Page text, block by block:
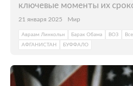
ключевые моменты их
21 января 2025 Мир
Авраам Линкольн Барак Обама ВОЗ
АФГАНИСТАН
БУФФАЛО